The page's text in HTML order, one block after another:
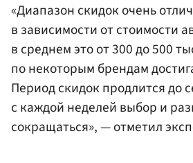
«Диапазон скидок очень
в зависимости от стоимости
в среднем это от 300 до 500
по некоторым брендам
Период скидок продлится до
с каждой неделей выбор и
сокращаться», — отметил